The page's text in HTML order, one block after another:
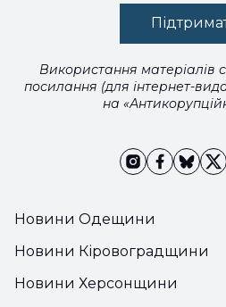
Новини Одещини
Новини Кіровоградщини
Новини Херсонщини
Використання матеріалів
посилання (для інтернет-
на